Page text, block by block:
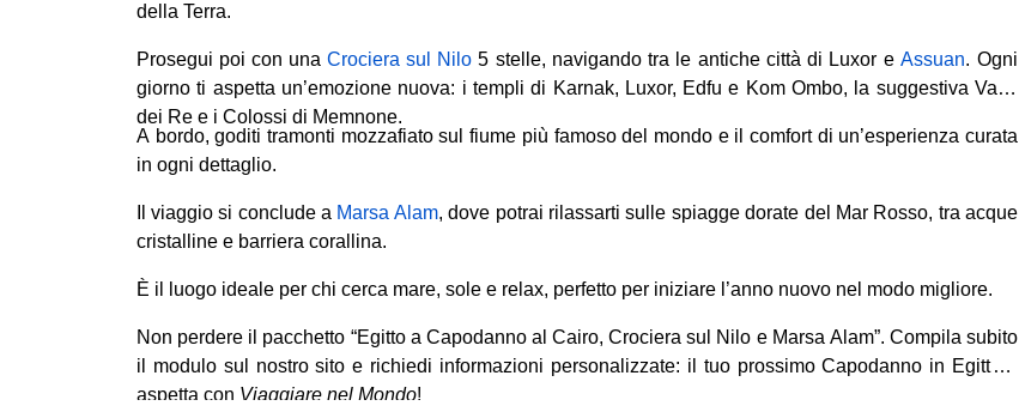
della Terra.
Prosegui poi con una Crociera sul Nilo 5 stelle, navigando tra le antiche città di Luxor e Assuan. Ogni
giorno ti aspetta un’emozione nuova: i templi di Karnak, Luxor, Edfu e Kom Ombo, la suggestiva Valle
dei Re e i Colossi di Memnone.
A bordo, goditi tramonti mozzafiato sul fiume più famoso del mondo e il comfort di un’esperienza curata
in ogni dettaglio.
Il viaggio si conclude a Marsa Alam, dove potrai rilassarti sulle spiagge dorate del Mar Rosso, tra acque
cristalline e barriera corallina.
È il luogo ideale per chi cerca mare, sole e relax, perfetto per iniziare l’anno nuovo nel modo migliore.
Non perdere il pacchetto “Egitto a Capodanno al Cairo, Crociera sul Nilo e Marsa Alam”. Compila subito
il modulo sul nostro sito e richiedi informazioni personalizzate: il tuo prossimo Capodanno in Egitto ti
aspetta con Viaggiare nel Mondo!